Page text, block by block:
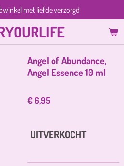
met liefde verzorgd
Angel of Abundance,
Angel Essence 10 ml
€ 6,95
UITVERKOCHT